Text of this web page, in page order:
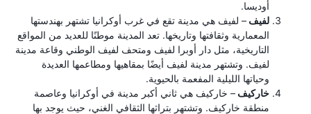
أوديسا.
لفيف – لفيف هي مدينة تقع في غرب أوكرانيا تشتهر بهندستها
المعمارية وثقافتها وتاريخها. تعد المدينة موطنًا للعديد من المواقع
التاريخية، مثل دار أوبرا لفيف ومتحف لفيف الوطني وقاعة مدينة
لفيف. وتشتهر مدينة لفيف أيضًا بمقاهيها ومطاعمها العديدة
وحياتها الليلية المفعمة بالحيوية.
خاركيف – خاركيف هي ثاني أكبر مدينة في أوكرانيا وعاصمة
منطقة خاركيف. وتشتهر بتراثها الثقافي الغني، حيث يوجد بها